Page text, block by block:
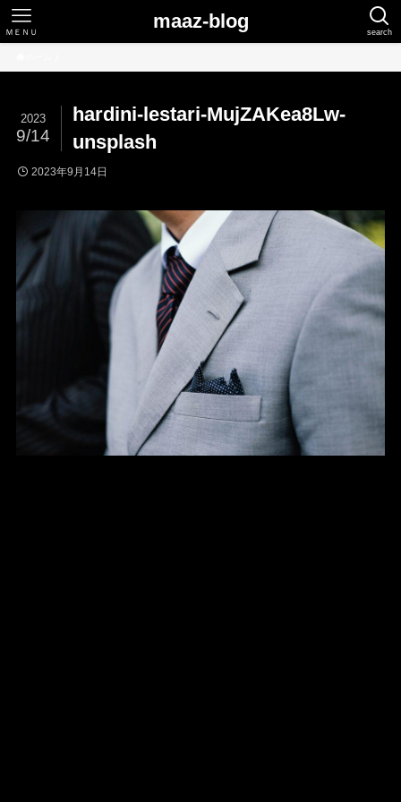
maaz-blog search
ＭＥＮＵ
hardini-lestari-MujZAKea8Lw-
unsplash
2023
9/14
2023年9月14日